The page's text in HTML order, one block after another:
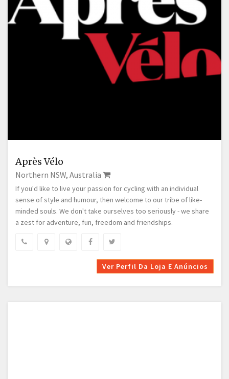
Après Vélo
Northern NSW, Australia
If you'd like to live your passion for cycling with an individual
sense of style and humour, then welcome to our tribe of like-
minded souls. We don't take ourselves too seriously - we share
a zest for adventure, fun, freedom and friendships.
Ver Perfil Da Loja E Anúncios